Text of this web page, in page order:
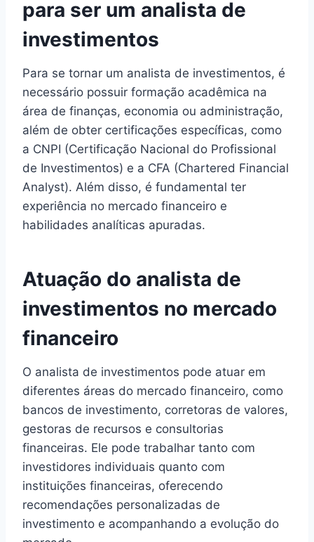
para ser um analista de
investimentos
Para se tornar um analista de investimentos, é
necessário possuir formação acadêmica na
área de finanças, economia ou administração,
além de obter certificações específicas, como
a CNPI (Certificação Nacional do Profissional
de Investimentos) e a CFA (Chartered Financial
Analyst). Além disso, é fundamental ter
experiência no mercado financeiro e
habilidades analíticas apuradas.
Atuação do analista de
investimentos no mercado
financeiro
O analista de investimentos pode atuar em
diferentes áreas do mercado financeiro, como
bancos de investimento, corretoras de valores,
gestoras de recursos e consultorias
financeiras. Ele pode trabalhar tanto com
investidores individuais quanto com
instituições financeiras, oferecendo
recomendações personalizadas de
investimento e acompanhando a evolução do